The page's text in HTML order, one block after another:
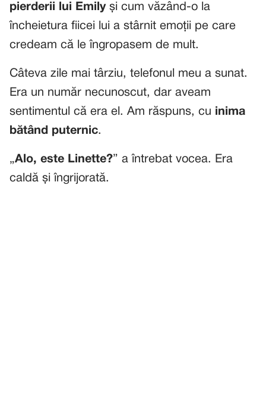
pierderii lui Emilyși cum văzând-o la
încheietura fiicei lui a stârnit emoții pe care
credeam că le îngropasem de mult.
Câteva zile mai târziu, telefonul meu a sunat.
Era un număr necunoscut, dar aveam
sentimentul că era el. Am răspuns, cu inima
bătând puternic.
„Alo, este Linette?” a întrebat vocea. Era
caldă și îngrijorată.